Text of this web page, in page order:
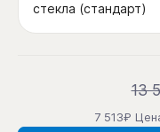
стекла (стандарт)
13
7 513₽